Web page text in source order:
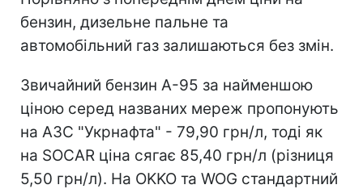
бензин, дизельне пальне та
автомобільний газ залишаються без змін.
Звичайний бензин А-95 за найменшою
ціною серед названих мереж пропонують
на АЗС "Укрнафта" - 79,90 грн/л, тоді як
на SOCAR ціна сягає 85,40 грн/л (різниця
5,50 грн/л). На OKKO та WOG стандартний